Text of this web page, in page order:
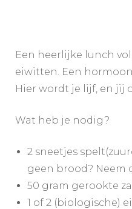
Een heerlijke lunch
eiwitten. Een
Hier wordt je lijf, en jij
Wat heb je nodig?
2 sneetjes
geen brood? Neem
50 gram gerookte
1 of 2 (biologische)